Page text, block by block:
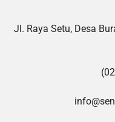
Jl. Raya Setu, Desa